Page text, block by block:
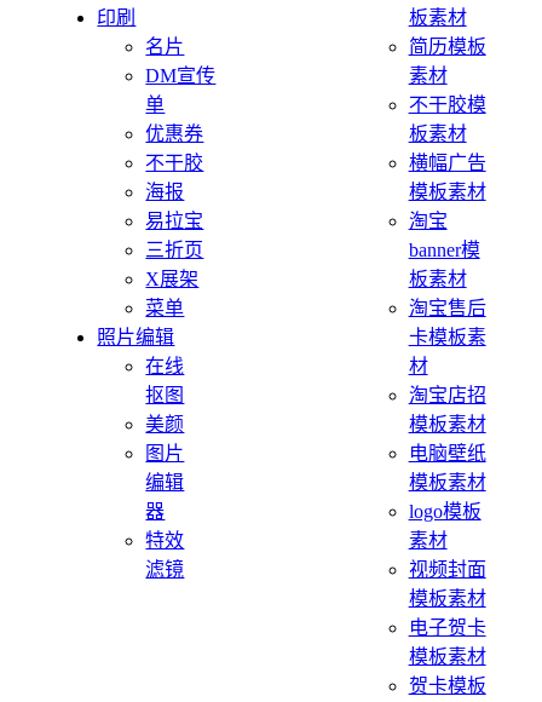
印刷
名片
DM宣传
单
优惠券
不干胶
海报
易拉宝
三折页
X展架
菜单
照片编辑
在线
抠图
美颜
图片
编辑
器
特效
滤镜
板素材
简历模板
素材
不干胶模
板素材
横幅广告
模板素材
淘宝
banner模
板素材
淘宝售后
卡模板素
材
淘宝店招
模板素材
电脑壁纸
模板素材
logo模板
素材
视频封面
模板素材
电子贺卡
模板素材
贺卡模板